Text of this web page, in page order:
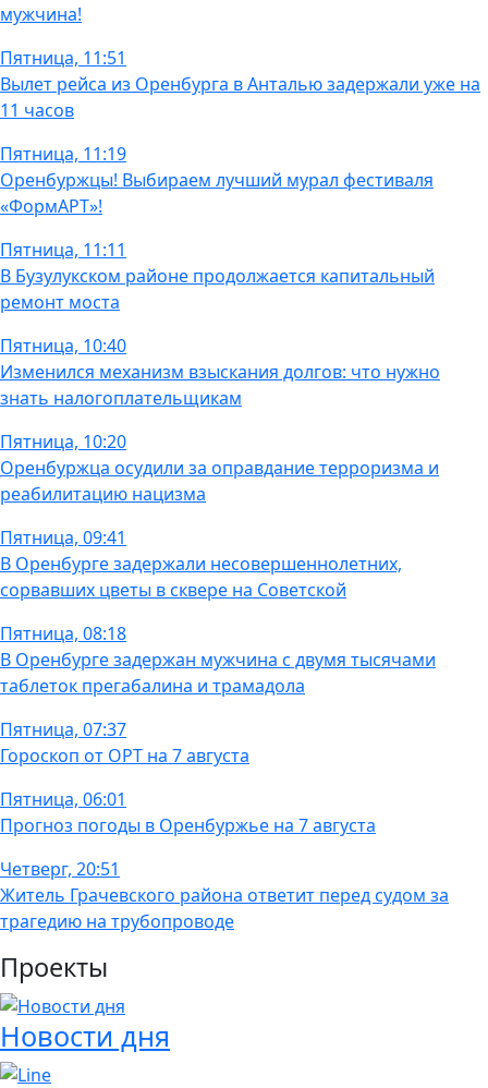
мужчина!
Пятница, 11:51
Вылет рейса из Оренбурга в Анталью задержали уже на
11 часов
Пятница, 11:19
Оренбуржцы! Выбираем лучший мурал фестиваля
«ФормАРТ»!
Пятница, 11:11
В Бузулукском районе продолжается капитальный
ремонт моста
Пятница, 10:40
Изменился механизм взыскания долгов: что нужно
знать налогоплательщикам
Пятница, 10:20
Оренбуржца осудили за оправдание терроризма и
реабилитацию нацизма
Пятница, 09:41
В Оренбурге задержали несовершеннолетних,
сорвавших цветы в сквере на Советской
Пятница, 08:18
В Оренбурге задержан мужчина с двумя тысячами
таблеток прегабалина и трамадола
Пятница, 07:37
Гороскоп от ОРТ на 7 августа
Пятница, 06:01
Прогноз погоды в Оренбуржье на 7 августа
Четверг, 20:51
Житель Грачевского района ответит перед судом за
трагедию на трубопроводе
Проекты
Новости дня